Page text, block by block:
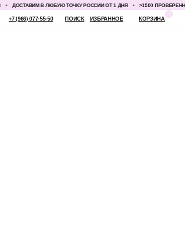
ДОСТАВИМ В ЛЮБУЮ ТОЧКУ РОССИИ ОТ 1 ДНЯ >1500 ПРОВЕРЕННЫХ
ПОИСК ИЗБРАННОЕ КОРЗИНА